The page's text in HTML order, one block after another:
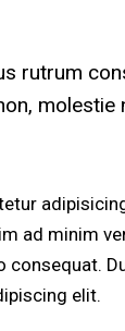
rutrum
molestie
ad minim
elit.